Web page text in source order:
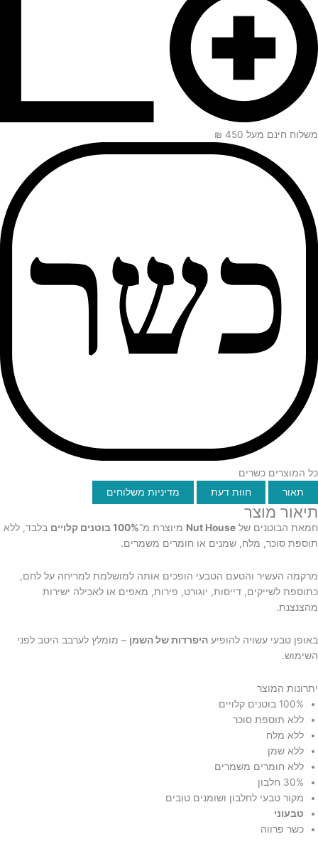
משלוח חינם מעל 450 ₪
כל המוצרים כשרים
תאור
חוות דעת מדיניות משלוחים
תיאור מוצר
חמאת הבוטנים של Nut House מיוצרת מ־100% בוטנים קלויים
בלבד, ללא
תוספת סוכר, מלח, שמנים או חומרים משמרים.
מרקמה העשיר והטעם הטבעי הופכים אותה למושלמת למריחה על לחם,
כתוספת לשייקים, דייסות, יוגורט, פירות, מאפים או לאכילה ישירות
מהצנצנת.
באופן טבעי עשויה להופיע היפרדות של השמן – מומלץ לערבב היטב לפני
השימוש.
יתרונות המוצר
100% בוטנים קלויים
ללא תוספת סוכר
ללא מלח
ללא שמן
ללא חומרים משמרים
30% חלבון
מקור טבעי לחלבון ושומנים טובים
טבעוני
כשר פרווה